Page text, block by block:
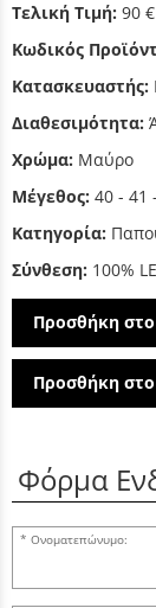
Τελική Τιμή: 90 €
Κωδικός
Κατασκευαστής:
Διαθεσιμότητα:
Χρώμα: Μαύρο
Μέγεθος: 40 - 41
Κατηγορία:
Σύνθεση: 100%
Προσθήκη
Προσθήκη
Φόρμα
Ονοματεπώνυμο: